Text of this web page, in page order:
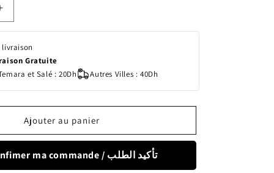
Augmenter
de
Crème
livraison
Gratuite
et Salé : 20Dh
Autres Villes : 40Dh
Ajouter au panier
Confimer ma commande / تأكيد الطلب